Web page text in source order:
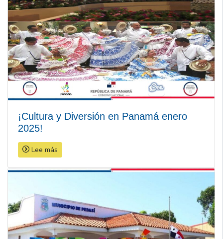
¡Cultura y Diversión en Panamá enero
2025!
Lee más